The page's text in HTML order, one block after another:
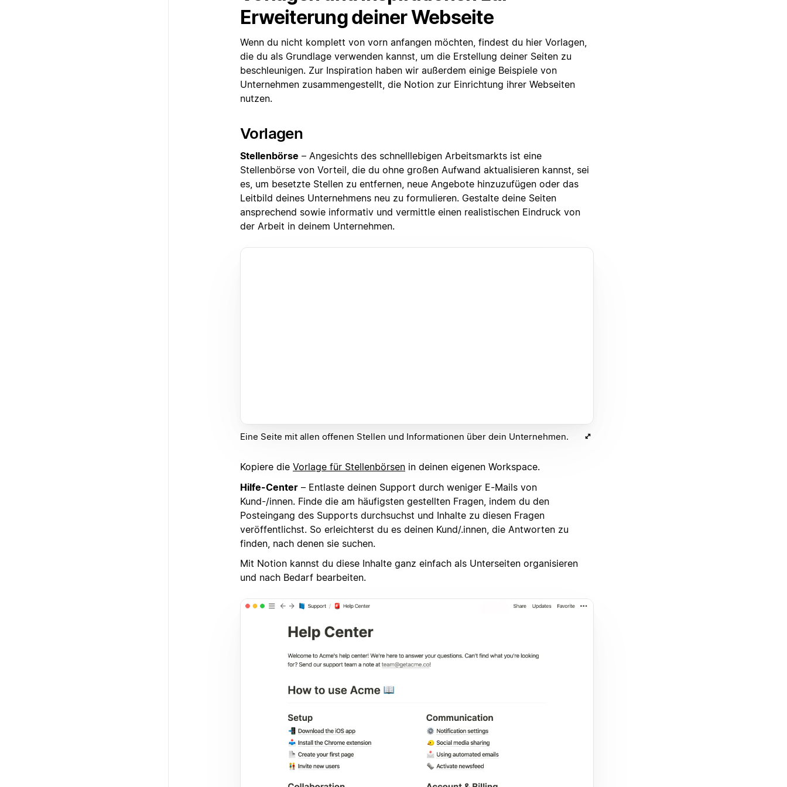
Erweiterung deiner Webseite
Wenn du nicht komplett von vorn anfangen möchten, findest du hier Vorlagen,
die du als Grundlage verwenden kannst, um die Erstellung deiner Seiten zu
beschleunigen. Zur Inspiration haben wir außerdem einige Beispiele von
Unternehmen zusammengestellt, die Notion zur Einrichtung ihrer Webseiten
nutzen.
Vorlagen
Stellenbörse – Angesichts des schnelllebigen Arbeitsmarkts ist eine
Stellenbörse von Vorteil, die du ohne großen Aufwand aktualisieren kannst, sei
es, um besetzte Stellen zu entfernen, neue Angebote hinzuzufügen oder das
Leitbild deines Unternehmens neu zu formulieren. Gestalte deine Seiten
ansprechend sowie informativ und vermittle einen realistischen Eindruck von
der Arbeit in deinem Unternehmen.
Eine Seite mit allen offenen Stellen und Informationen über dein Unternehmen.
Kopiere die Vorlage für Stellenbörsen in deinen eigenen Workspace.
Hilfe-Center – Entlaste deinen Support durch weniger E-Mails von
Kund-/innen. Finde die am häufigsten gestellten Fragen, indem du den
Posteingang des Supports durchsuchst und Inhalte zu diesen Fragen
veröffentlichst. So erleichterst du es deinen Kund/.innen, die Antworten zu
finden, nach denen sie suchen.
Mit Notion kannst du diese Inhalte ganz einfach als Unterseiten organisieren
und nach Bedarf bearbeiten.